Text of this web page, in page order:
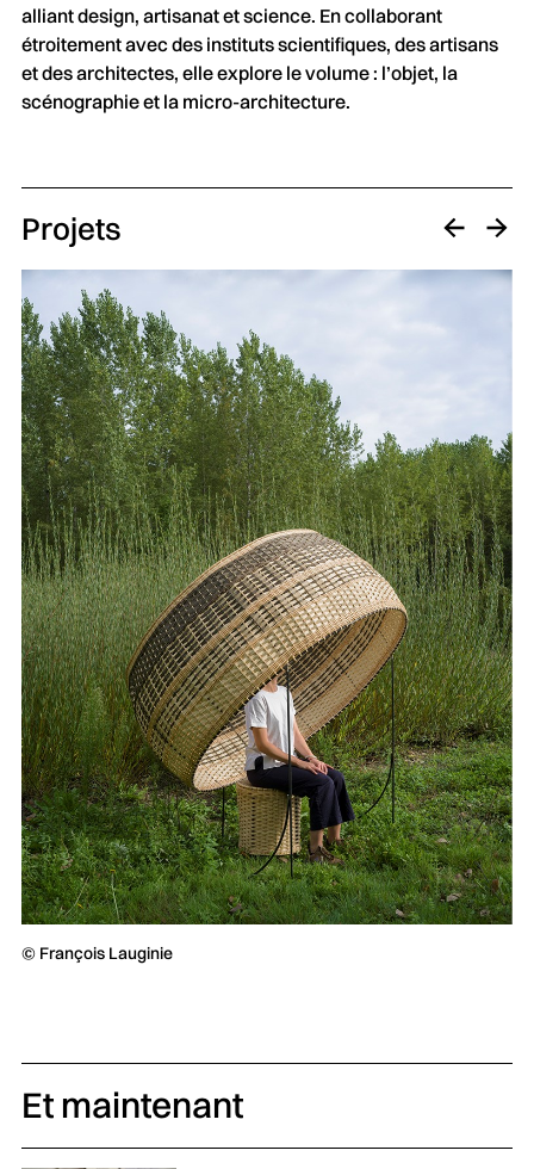
alliant design, artisanat et science. En collaborant
étroitement avec des instituts scientifiques, des artisans
et des architectes, elle explore le volume : l’objet, la
scénographie et la micro-architecture.
Projets
© François Lauginie
Et maintenant